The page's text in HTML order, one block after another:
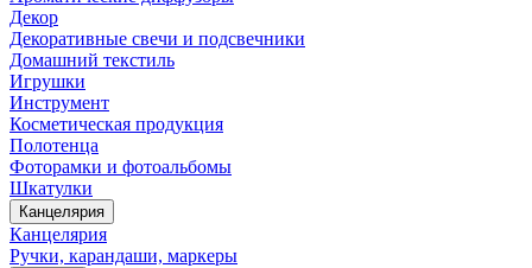
Декор
Декоративные свечи и подсвечники
Домашний текстиль
Игрушки
Инструмент
Косметическая продукция
Полотенца
Фоторамки и фотоальбомы
Шкатулки
Канцелярия
Канцелярия
Ручки, карандаши, маркеры